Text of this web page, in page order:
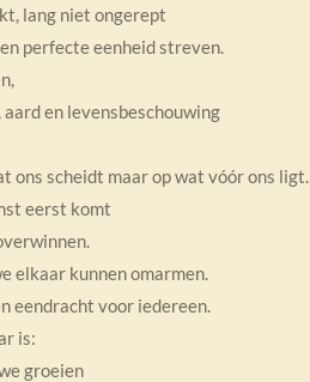
lang niet ongerept
perfecte eenheid streven.
en levensbeschouwing
ons scheidt maar op wat vóór ons ligt.
eerst komt
elkaar kunnen omarmen.
eendracht voor iedereen.
is:
groeien